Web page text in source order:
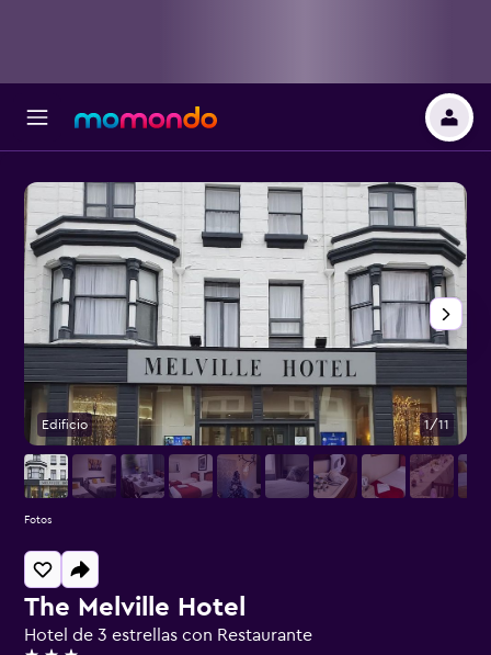
The Melville Hotel
Hotel de 3 estrellas con Restaurante
Edificio 1/11
Fotos